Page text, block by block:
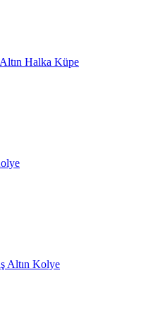
Halka Küpe
Altın Kolye